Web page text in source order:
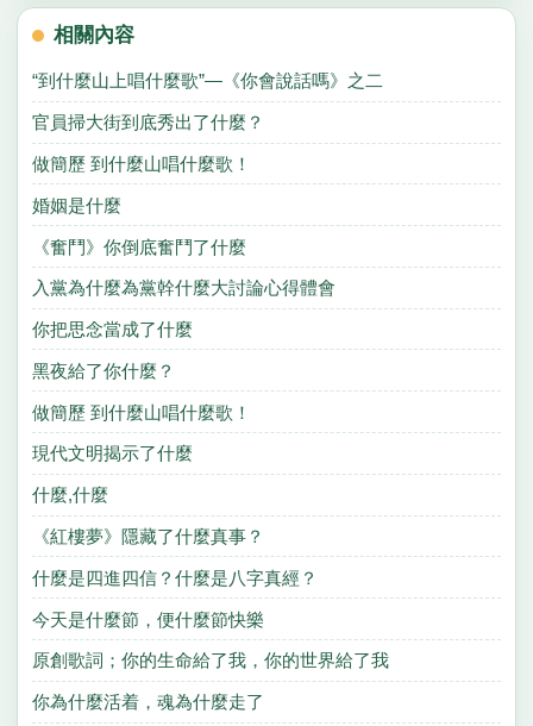
相關內容
“到什麼山上唱什麼歌”—《你會說話嗎》之二
官員掃大街到底秀出了什麼？
做簡歷 到什麼山唱什麼歌！
婚姻是什麼
《奮鬥》你倒底奮鬥了什麼
入黨為什麼為黨幹什麼大討論心得體會
你把思念當成了什麼
黑夜給了你什麼？
做簡歷 到什麼山唱什麼歌！
現代文明揭示了什麼
什麼,什麼
《紅樓夢》隱藏了什麼真事？
什麼是四進四信？什麼是八字真經？
今天是什麼節，便什麼節快樂
原創歌詞；你的生命給了我，你的世界給了我
你為什麼活着，魂為什麼走了